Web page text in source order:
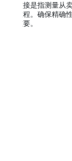
再生纸行业
时间最短，
门, 执行机
境。再生
中一项关